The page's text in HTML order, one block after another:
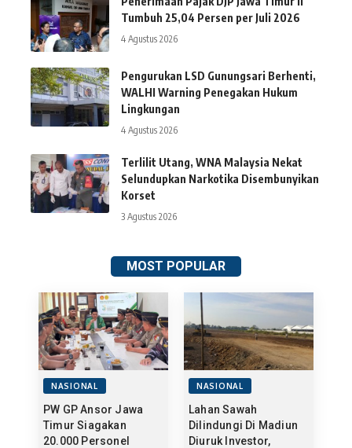
Tumbuh 25,04 Persen per Juli 2026
4 Agustus 2026
Pengurukan LSD Gunungsari Berhenti,
WALHI Warning Penegakan Hukum
Lingkungan
4 Agustus 2026
Terlilit Utang, WNA Malaysia Nekat
Selundupkan Narkotika Disembunyikan
Korset
3 Agustus 2026
MOST POPULAR
NASIONAL
PW GP Ansor Jawa
Timur Siagakan
20.000 Personel
NASIONAL
Lahan Sawah
Dilindungi Di Madiun
Diuruk Investor,